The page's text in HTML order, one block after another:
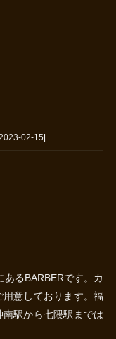
02-15
るBARBERです。カ
意しております。福
駅から七隈駅までは